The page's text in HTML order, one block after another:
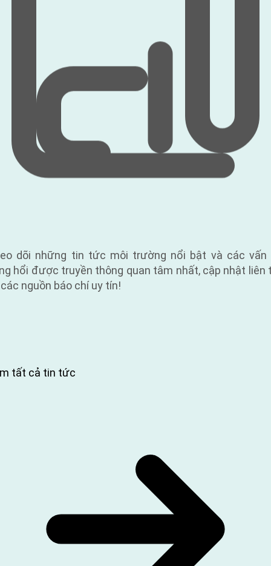
dõi những tin tức môi trường nổi bật và các vấn
hổi được truyền thông quan tâm nhất, cập nhật liên
nguồn báo chí uy tín!
tất cả tin tức